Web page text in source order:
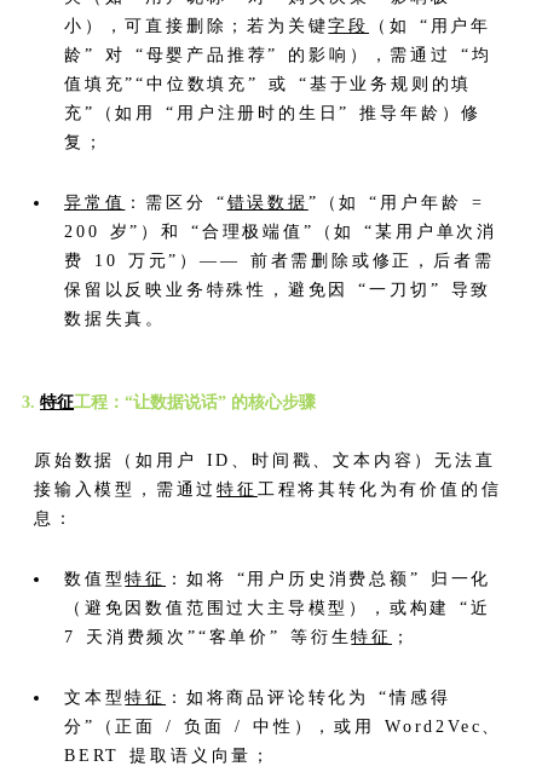
小），可直接删除；若为关键字段
（如 “用户年
龄” 对 “母婴产品推荐” 的影响），需通过 “均
值填充”“中位数填充” 或 “基于业务规则的填
充”（如用 “用户注册时的生日” 推导年龄）修
复；
异常值 ：需区分 “ 错误数据 ”（如 “用户年龄 =
200 岁”）和 “合理极端值”（如 “某用户单次消
费 10 万元”）—— 前者需删除或修正，后者需
保留以反映业务特殊性，避免因 “一刀切” 导致
数据失真。
3. 特征工程：“让数据说话” 的核心步骤
原始数据（如用户 ID、时间戳、文本内容）无法直
接输入模型，需通过特征 工程将其转化为有价值的信
息：
数值型特征
：如将 “用户历史消费总额” 归一化
（避免因数值范围过大主导模型），或构建 “近
7 天消费频次”“客单价” 等衍生特征 ；
文本型特征
：如将商品评论转化为 “情感得
分”（正面 / 负面 / 中性），或用 Word2Vec、
BERT 提取语义向量；